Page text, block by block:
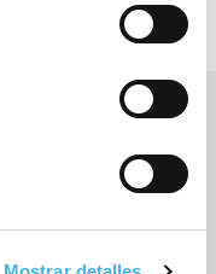
Siguiente